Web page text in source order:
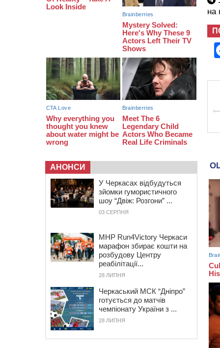
на
оновлюють дорожню розмітку біля
навчальних закладів (ФОТОФАКТ)
На честь загиблого захисника і
чемпіона світу в Черкасах відкрили
спортивно-реабілітаційний центр
АНОНСИ
У Черкасах відбудуться
зйомки гумористичного
шоу “Двіж: Розгони” ...
03 СЕРПНЯ
MHP Run4Victory Черкаси
марафон збирає кошти на
розбудову Центру
реабілітації...
28 ЛИПНЯ
Черкаський МСК “Дніпро”
готується до матчів
чемпіонату України з ...
28 ЛИПНЯ